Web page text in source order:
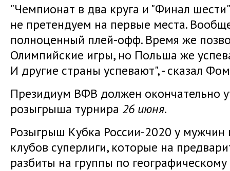
"Чемпионат в два круга и "Финал
не претендуем на первые места.
полноценный плей-офф. Время же
Олимпийские игры, но Польша же
И другие страны успевают", - сказал
Президиум ВФВ должен окончательно
розыгрыша турнира 26 июня.
Розыгрыш Кубка России-2020 у мужчин
клубов суперлиги, которые на
разбиты на группы по